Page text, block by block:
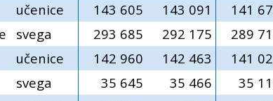
učenice
143 605 143 091 141
svega 293 685 292 175 289
učenice
142 960 142 463 141
svega 35 645 35 466 35